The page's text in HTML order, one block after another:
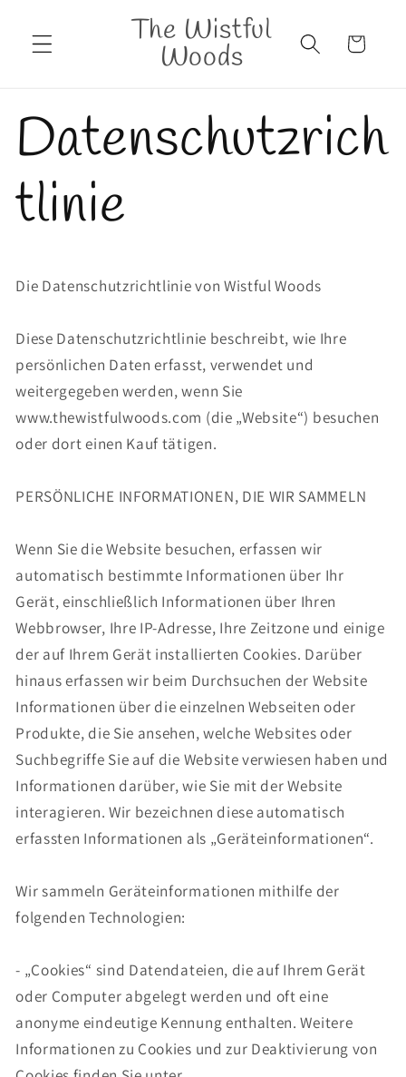
Inhalt
The Wistful
Woods Warenkorb
Datenschutzrich
tlinie
Die Datenschutzrichtlinie von Wistful Woods
Diese Datenschutzrichtlinie beschreibt, wie Ihre
persönlichen Daten erfasst, verwendet und
weitergegeben werden, wenn Sie
www.thewistfulwoods.com (die „Website“) besuchen
oder dort einen Kauf tätigen.
PERSÖNLICHE INFORMATIONEN, DIE WIR SAMMELN
Wenn Sie die Website besuchen, erfassen wir
automatisch bestimmte Informationen über Ihr
Gerät, einschließlich Informationen über Ihren
Webbrowser, Ihre IP-Adresse, Ihre Zeitzone und einige
der auf Ihrem Gerät installierten Cookies. Darüber
hinaus erfassen wir beim Durchsuchen der Website
Informationen über die einzelnen Webseiten oder
Produkte, die Sie ansehen, welche Websites oder
Suchbegriffe Sie auf die Website verwiesen haben und
Informationen darüber, wie Sie mit der Website
interagieren. Wir bezeichnen diese automatisch
erfassten Informationen als „Geräteinformationen“.
Wir sammeln Geräteinformationen mithilfe der
folgenden Technologien:
- „Cookies“ sind Datendateien, die auf Ihrem Gerät
oder Computer abgelegt werden und oft eine
anonyme eindeutige Kennung enthalten. Weitere
Informationen zu Cookies und zur Deaktivierung von